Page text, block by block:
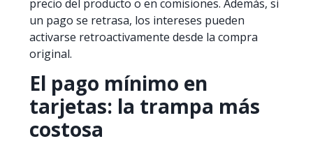
precio del producto o en comisiones. Además, si
un pago se retrasa, los intereses pueden
activarse retroactivamente desde la compra
original.
El pago mínimo en
tarjetas: la trampa más
costosa